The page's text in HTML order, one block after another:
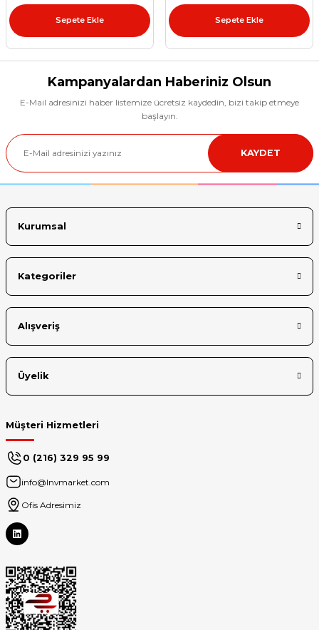
Sepete Ekle Sepete Ekle
Kampanyalardan Haberiniz Olsun
E-Mail adresinizi haber listemize ücretsiz kaydedin, bizi takip etmeye
başlayın.
KAYDET
Kurumsal
Kategoriler
Alışveriş
Üyelik
Müşteri Hizmetleri
0 (216) 329 95 99
info@lnvmarket.com
Ofis Adresimiz